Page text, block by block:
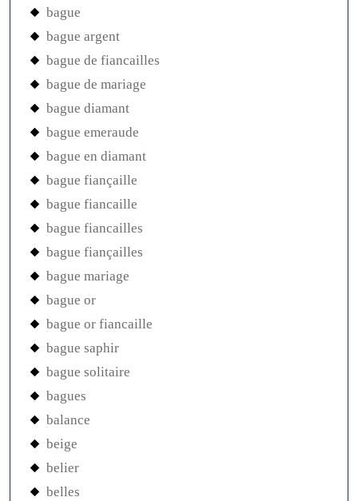
bague
bague argent
bague de fiancailles
bague de mariage
bague diamant
bague emeraude
bague en diamant
bague fiançaille
bague fiancaille
bague fiancailles
bague fiançailles
bague mariage
bague or
bague or fiancaille
bague saphir
bague solitaire
bagues
balance
beige
belier
belles